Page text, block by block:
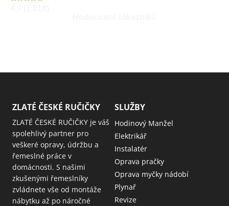
ZLATÉ ČESKÉ RUČIČKY
ZLATÉ ČESKÉ RUČIČKY je váš
spolehlivý partner pro
veškeré opravy, údržbu a
řemeslné práce v
domácnosti. S našimi
zkušenými řemeslníky
zvládnete vše od montáže
nábytku až po náročné
SLUŽBY
Hodinový Manžel
Elektrikář
Instalatér
Oprava pračky
Oprava myčky nádobí
Plynař
Revize